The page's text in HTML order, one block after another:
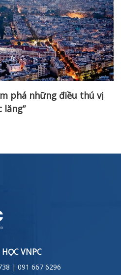
phá những điều thú vị
lăng”
VNPC
| 091 667 6296